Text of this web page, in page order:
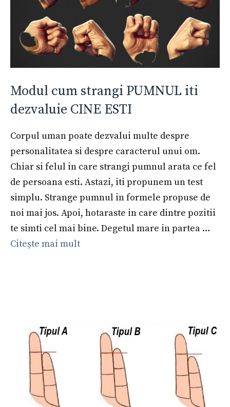
Modul cum strangi PUMNUL iti
dezvaluie CINE ESTI
Corpul uman poate dezvalui multe despre
personalitatea si despre caracterul unui om.
Chiar si felul in care strangi pumnul arata ce fel
de persoana esti. Astazi, iti propunem un test
simplu. Strange pumnul in formele propuse de
noi mai jos. Apoi, hotaraste in care dintre pozitii
te simti cel mai bine. Degetul mare in partea …
Citește mai mult